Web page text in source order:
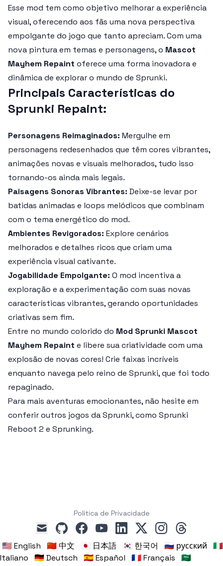
Esse mod tem como objetivo melhorar a experiência
visual, oferecendo aos fãs uma nova perspectiva
empolgante do jogo que tanto apreciam. Com uma
nova pintura em temas e personagens, o Mascot
Mayhem Repaint oferece uma forma inovadora e
dinâmica de explorar o mundo de Sprunki.
Principais Características do
Sprunki Repaint:
Personagens Reimaginados: Mergulhe em
personagens redesenhados que têm cores vibrantes,
animações novas e visuais melhorados, tudo isso
tornando-os ainda mais legais.
Paisagens Sonoras Vibrantes: Deixe-se levar por
batidas animadas e loops melódicos que combinam
com o tema energético do mod.
Ambientes Revigorados: Explore cenários
melhorados e detalhes ricos que criam uma
experiência visual cativante.
Jogabilidade Empolgante: O mod incentiva a
exploração e a experimentação com suas novas
características vibrantes, gerando oportunidades
criativas sem fim.
Entre no mundo colorido do Mod Sprunki Mascot
Mayhem Repaint e libere sua criatividade com uma
explosão de novas cores! Crie faixas incríveis
enquanto navega pelo reino de Sprunki, que foi todo
repaginado.
Para mais aventuras emocionantes, não hesite em
conferir outros jogos da Sprunki, como Sprunki
Reboot 2 e Sprunking.
Política de Privacidade
mail
githubfacebookyoutubelinkedin
x instagramthreads
🇺🇸 English 🇨🇳 中文 🇯🇵 日本語 🇰🇷 한국어 🇷🇺 русский
🇮🇹
Italiano
🇩🇪 Deutsch 🇪🇸 Español 🇫🇷 Français
🇸🇦